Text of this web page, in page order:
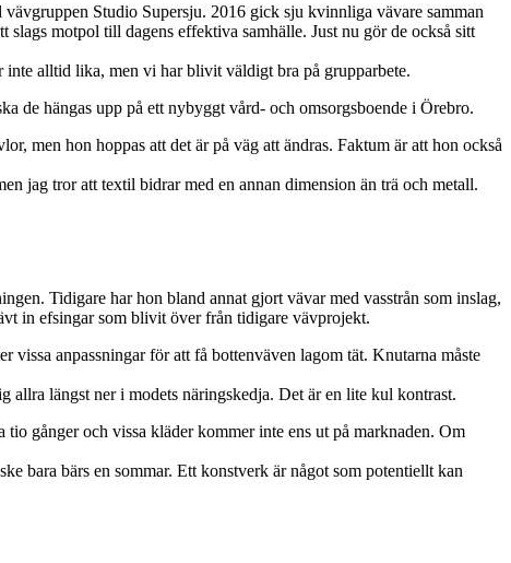
Studio Supersju. 2016 gick sju kvinnliga vävare samman
slags motpol till dagens effektiva samhälle. Just nu gör de också sitt
alltid lika, men vi har blivit väldigt bra på grupparbete.
de hängas upp på ett nybyggt vård- och omsorgsboende i Örebro.
men hon hoppas att det är på väg att ändras. Faktum är att hon också
jag tror att textil bidrar med en annan dimension än trä och metall.
Tidigare har hon bland annat gjort vävar med vasstrån som inslag,
in efsingar som blivit över från tidigare vävprojekt.
vissa anpassningar för att få bottenväven lagom tät. Knutarna måste
allra längst ner i modets näringskedja. Det är en lite kul kontrast.
gånger och vissa kläder kommer inte ens ut på marknaden. Om
bara bärs en sommar. Ett konstverk är något som potentiellt kan